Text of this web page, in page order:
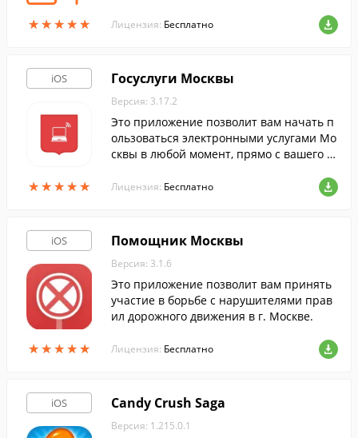
★★★★★
★★★★★
Праге и Риму.
Лицензия: Бесплатно
iOS
★★★★★
★★★★★
Госуслуги Москвы
Версия: 3.17.2
Это приложение позволит вам начать п
ользоваться электронными услугами Мо
сквы в любой момент, прямо с вашего м
Лицензия: Бесплатно
iOS
★★★★★
★★★★★
Помощник Москвы
Версия: 3.1.6
Это приложение позволит вам принять
участие в борьбе с нарушителями прав
ил дорожного движения в г. Москве.
Лицензия: Бесплатно
iOS Candy Crush Saga
Версия: 1.215.0.1